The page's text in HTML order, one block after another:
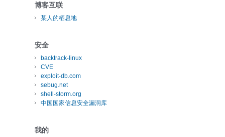
博客互联
某人的栖息地
安全
backtrack-linux
CVE
exploit-db.com
sebug.net
shell-storm.org
中国国家信息安全漏洞库
我的